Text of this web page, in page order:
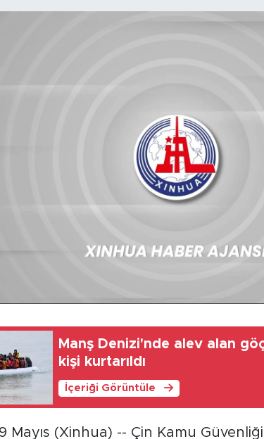
Manş Denizi'nde alev alan
kişi kurtarıldı
İçeriği Görüntüle
Mayıs (Xinhua) -- Çin Kamu